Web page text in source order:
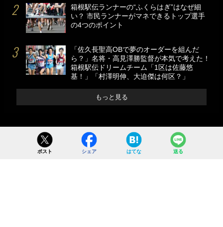
箱根駅伝ランナーの“ふくらはぎ”はなぜ細
い？ 市民ランナーがマネできるトップ選手
の4つのポイント
「佐久長聖高OBで夢のオーダーを組んだ
ら？」名将・高見澤勝監督が本気で考えた！
箱根駅伝ドリームチーム「1区は佐藤悠
基！」「村澤明伸、大迫傑は何区？」
もっと見る
ポスト シェア はてな 送る